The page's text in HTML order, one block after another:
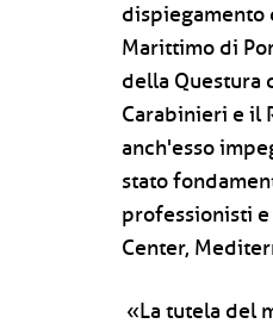
dispiegamento
Marittimo di
della Questura
Carabinieri e il
anch'esso
stato
professionisti
Center,
«La tutela del